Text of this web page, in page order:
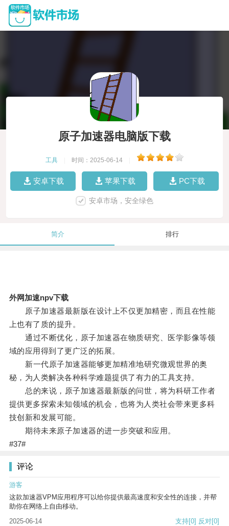
原子加速器电脑版下载
工具 时间：2025-06-14
安卓下载 苹果下载 PC下载
安卓市场，安全绿色
简介 排行
外网加速npv下载
原子加速器最新版在设计上不仅更加精密，而且在性能
上也有了质的提升。
通过不断优化，原子加速器在物质研究、医学影像等领
域的应用得到了更广泛的拓展。
新一代原子加速器能够更加精准地研究微观世界的奥
秘，为人类解决各种科学难题提供了有力的工具支持。
总的来说，原子加速器最新版的问世，将为科研工作者
提供更多探索未知领域的机会，也将为人类社会带来更多科
技创新和发展可能。
期待未来原子加速器的进一步突破和应用。
#37#
评论
游客
这款加速器VPM应用程序可以给你提供最高速度和安全性的连接，并帮
助你在网络上自由移动。
2025-06-14
支持[0] 反对[0]